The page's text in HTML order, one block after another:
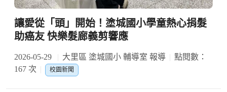
讓愛從「頭」開始！塗城國小學童熱心捐髮
助癌友 快樂髮廊義剪響應
2026-05-29 大里區 塗城國小 輔導室 報導
點閱數：
167 次
校園新聞